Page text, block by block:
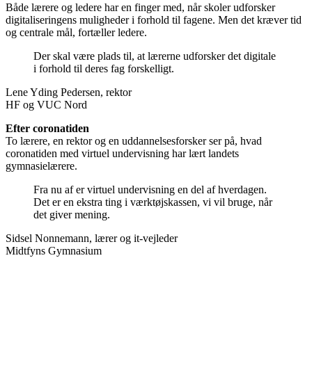
Både lærere og ledere har en finger med, når skoler udforsker
digitaliseringens muligheder i forhold til fagene. Men det kræver tid
og centrale mål, fortæller ledere.
Der skal være plads til, at lærerne udforsker det digitale
i forhold til deres fag forskelligt.
Lene Yding Pedersen, rektor
HF og VUC Nord
Efter coronatiden
To lærere, en rektor og en uddannelsesforsker ser på, hvad
coronatiden med virtuel undervisning har lært landets
gymnasielærere.
Fra nu af er virtuel undervisning en del af hverdagen.
Det er en ekstra ting i værktøjskassen, vi vil bruge, når
det giver mening.
Sidsel Nonnemann, lærer og it-vejleder
Midtfyns Gymnasium